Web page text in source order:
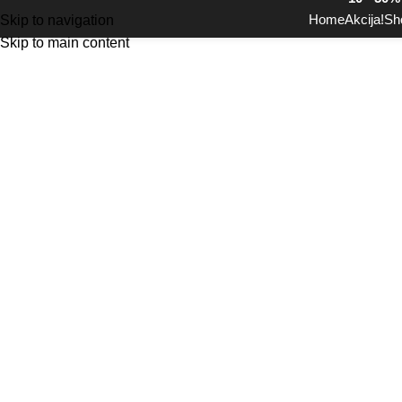
Skip to navigation
Skip to main content
HomeAkcija!